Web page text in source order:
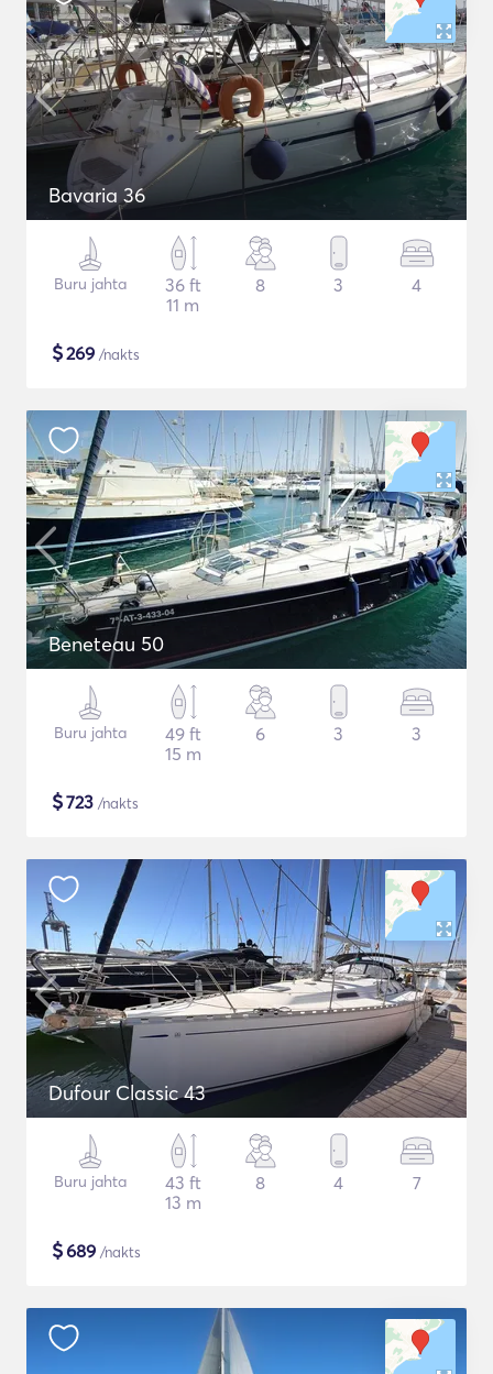
Bavaria 36
Buru jahta
36 ft
11 m
8 3 4
$269 /nakts
Beneteau 50
Buru jahta
49 ft
15 m
6 3 3
$723 /nakts
Dufour Classic 43
Buru jahta
43 ft
13 m
8 4 7
$689 /nakts